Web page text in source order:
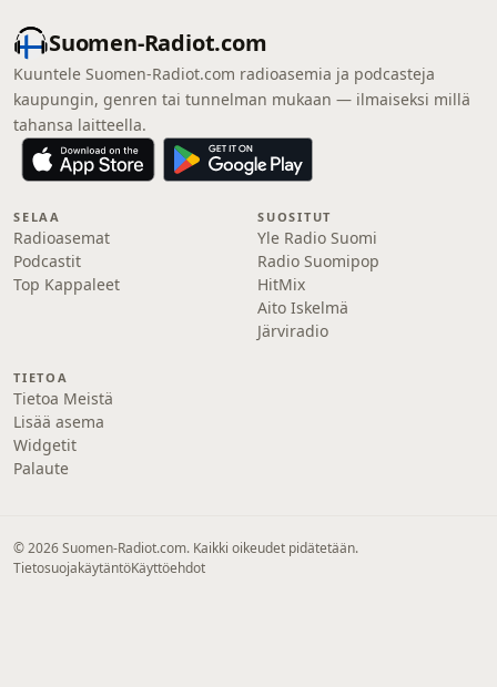
Suomen-Radiot.com
Kuuntele Suomen-Radiot.com radioasemia ja podcasteja
kaupungin, genren tai tunnelman mukaan — ilmaiseksi millä
tahansa laitteella.
SELAA
Radioasemat
Podcastit
Top Kappaleet
SUOSITUT
Yle Radio Suomi
Radio Suomipop
HitMix
Aito Iskelmä
Järviradio
TIETOA
Tietoa Meistä
Lisää asema
Widgetit
Palaute
© 2026 Suomen-Radiot.com. Kaikki oikeudet pidätetään.
TietosuojakäytäntöKäyttöehdot